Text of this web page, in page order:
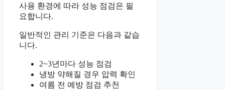
사용 환경에 따라 성능 점검은 필
요합니다.
일반적인 관리 기준은 다음과 같습
니다.
2~3년마다 성능 점검
냉방 약해질 경우 압력 확인
여름 전 예방 점검 추천